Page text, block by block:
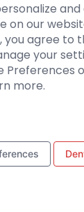
微信
on our
you agree to
your
Preferences
more.